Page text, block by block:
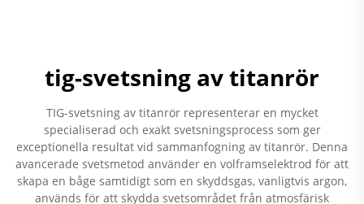
tig-svetsning av titanrör
TIG-svetsning av titanrör representerar en mycket
specialiserad och exakt svetsningsprocess som ger
exceptionella resultat vid sammanfogning av titanrör. Denna
avancerade svetsmetod använder en volframselektrod för att
skapa en båge samtidigt som en skyddsgas, vanligtvis argon,
används för att skydda svetsområdet från atmosfärisk